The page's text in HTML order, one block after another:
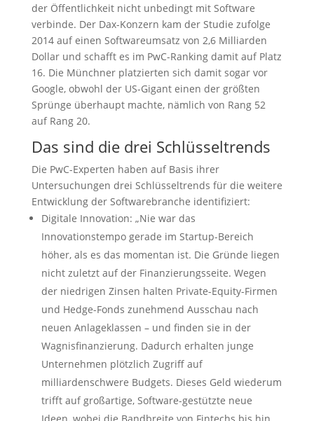
der Öffentlichkeit nicht unbedingt mit Software
verbinde. Der Dax-Konzern kam der Studie zufolge
2014 auf einen Softwareumsatz von 2,6 Milliarden
Dollar und schafft es im PwC-Ranking damit auf Platz
16. Die Münchner platzierten sich damit sogar vor
Google, obwohl der US-Gigant einen der größten
Sprünge überhaupt machte, nämlich von Rang 52
auf Rang 20.
Das sind die drei Schlüsseltrends
Die PwC-Experten haben auf Basis ihrer
Untersuchungen drei Schlüsseltrends für die weitere
Entwicklung der Softwarebranche identifiziert:
Digitale Innovation: „Nie war das
Innovationstempo gerade im Startup-Bereich
höher, als es das momentan ist. Die Gründe liegen
nicht zuletzt auf der Finanzierungsseite. Wegen
der niedrigen Zinsen halten Private-Equity-Firmen
und Hedge-Fonds zunehmend Ausschau nach
neuen Anlageklassen – und finden sie in der
Wagnisfinanzierung. Dadurch erhalten junge
Unternehmen plötzlich Zugriff auf
milliardenschwere Budgets. Dieses Geld wiederum
trifft auf großartige, Software-gestützte neue